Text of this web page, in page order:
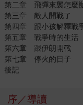
第二章 飛彈來襲怎麼
第三章 敵人開戰了
第四章 跟小孩解釋戰
第五章 戰爭時的生活
第六章 跟伊朗開戰
第七章 停火的日子
後記
序／導讀